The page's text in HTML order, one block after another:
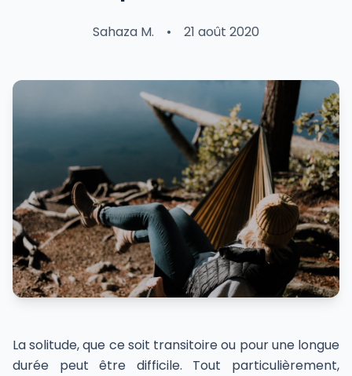
Sahaza M. • 21 août 2020
La solitude, que ce soit transitoire ou pour une longue
durée peut être difficile. Tout particulièrement,